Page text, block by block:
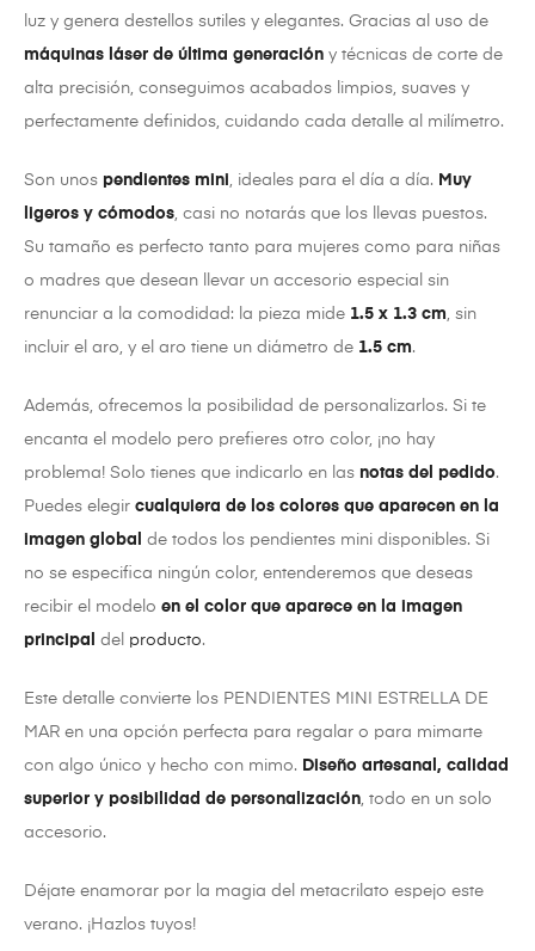
luz y genera destellos sutiles y elegantes. Gracias al uso de
máquinas láser de última generación y técnicas de corte de
alta precisión, conseguimos acabados limpios, suaves y
perfectamente definidos, cuidando cada detalle al milímetro.
Son unos pendientes mini , ideales para el día a día. Muy
ligeros y cómodos , casi no notarás que los llevas puestos.
Su tamaño es perfecto tanto para mujeres como para niñas
o madres que desean llevar un accesorio especial sin
renunciar a la comodidad: la pieza mide 1.5 x 1.3 cm , sin
incluir el aro, y el aro tiene un diámetro de 1.5 cm.
Además, ofrecemos la posibilidad de personalizarlos. Si te
encanta el modelo pero prefieres otro color, ¡no hay
problema! Solo tienes que indicarlo en las notas del pedido.
Puedes elegir cualquiera de los colores que aparecen en la
imagen global
de todos los pendientes mini disponibles. Si
no se especifica ningún color, entenderemos que deseas
recibir el modelo en el color que aparece en la imagen
principal
del producto.
Este detalle convierte los PENDIENTES MINI ESTRELLA DE
MAR en una opción perfecta para regalar o para mimarte
con algo único y hecho con mimo. Diseño artesanal, calidad
superior y posibilidad de personalización , todo en un solo
accesorio.
Déjate enamorar por la magia del metacrilato espejo este
verano. ¡Hazlos tuyos!